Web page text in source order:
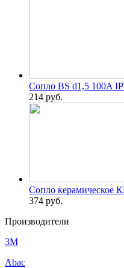
Сопло BS d1,5 100A
214 руб.
Сопло керамическое
374 руб.
Производители
3M
Abac